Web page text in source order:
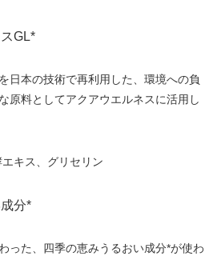
GL*
日本の技術で再利用した、環境への負
原料としてアクアウエルネスに活用し
キス、グリセリン
分*
った、四季の恵みうるおい成分*が使わ